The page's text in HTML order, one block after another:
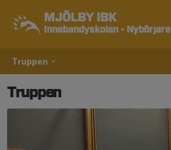
Truppen
MJÖLBY IBK
Innebandyskolan - Nybörjare
Truppen